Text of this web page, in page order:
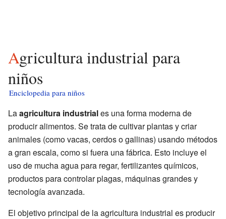
Agricultura industrial para
niños
Enciclopedia para niños
Laagricultura industriales una forma moderna de
producir alimentos. Se trata de cultivar plantas y criar
animales (como vacas, cerdos o gallinas) usando métodos
a gran escala, como si fuera una fábrica. Esto incluye el
uso de mucha agua para regar, fertilizantes químicos,
productos para controlar plagas, máquinas grandes y
tecnología avanzada.
El objetivo principal de la agricultura industrial es producir